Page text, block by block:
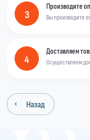
3
Производите
Вы производите
4
Доставляем
Осуществляем
Назад